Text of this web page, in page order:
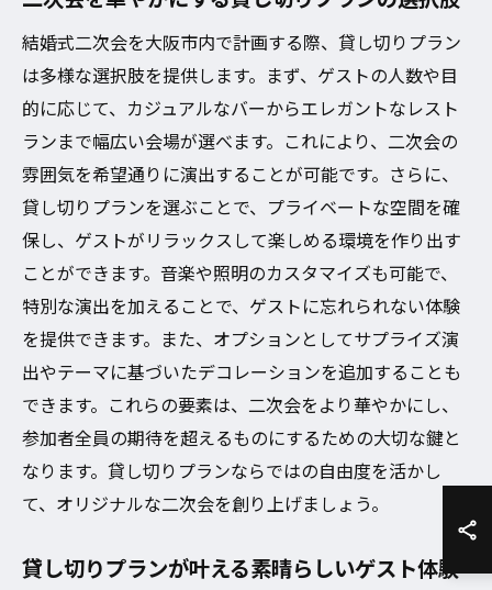
結婚式二次会を大阪市内で計画する際、貸し切りプラン
は多様な選択肢を提供します。まず、ゲストの人数や目
的に応じて、カジュアルなバーからエレガントなレスト
ランまで幅広い会場が選べます。これにより、二次会の
雰囲気を希望通りに演出することが可能です。さらに、
貸し切りプランを選ぶことで、プライベートな空間を確
保し、ゲストがリラックスして楽しめる環境を作り出す
ことができます。音楽や照明のカスタマイズも可能で、
特別な演出を加えることで、ゲストに忘れられない体験
を提供できます。また、オプションとしてサプライズ演
出やテーマに基づいたデコレーションを追加することも
できます。これらの要素は、二次会をより華やかにし、
参加者全員の期待を超えるものにするための大切な鍵と
なります。貸し切りプランならではの自由度を活かし
て、オリジナルな二次会を創り上げましょう。
貸し切りプランが叶える素晴らしいゲスト体験